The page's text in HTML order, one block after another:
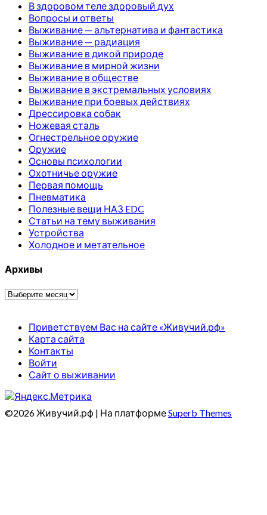
В здоровом теле здоровый дух
Вопросы и ответы
Выживание — альтернатива и фантастика
Выживание — радиация
Выживание в дикой природе
Выживание в мирной жизни
Выживание в обществе
Выживание в экстремальных условиях
Выживание при боевых действиях
Дрессировка собак
Ножевая сталь
Огнестрельное оружие
Оружие
Основы психологии
Охотничье оружие
Первая помощь
Пневматика
Полезные вещи НАЗ EDC
Статьи на тему выживания
Устройства
Холодное и метательное
Архивы
Архивы
Приветствуем Вас на сайте «Живучий.рф»
Карта сайта
Контакты
Войти
Сайт о выживании
©2026 Живучий.рф | На платформеSuperb Themes